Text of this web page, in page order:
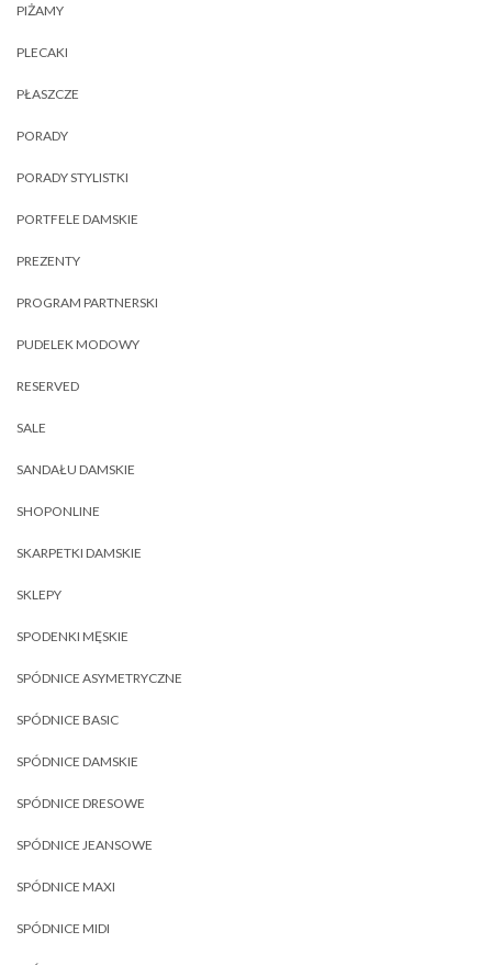
PIŻAMY
PLECAKI
PŁASZCZE
PORADY
PORADY STYLISTKI
PORTFELE DAMSKIE
PREZENTY
PROGRAM PARTNERSKI
PUDELEK MODOWY
RESERVED
SALE
SANDAŁU DAMSKIE
SHOPONLINE
SKARPETKI DAMSKIE
SKLEPY
SPODENKI MĘSKIE
SPÓDNICE ASYMETRYCZNE
SPÓDNICE BASIC
SPÓDNICE DAMSKIE
SPÓDNICE DRESOWE
SPÓDNICE JEANSOWE
SPÓDNICE MAXI
SPÓDNICE MIDI